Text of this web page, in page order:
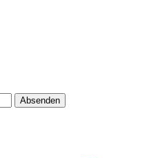
Absenden